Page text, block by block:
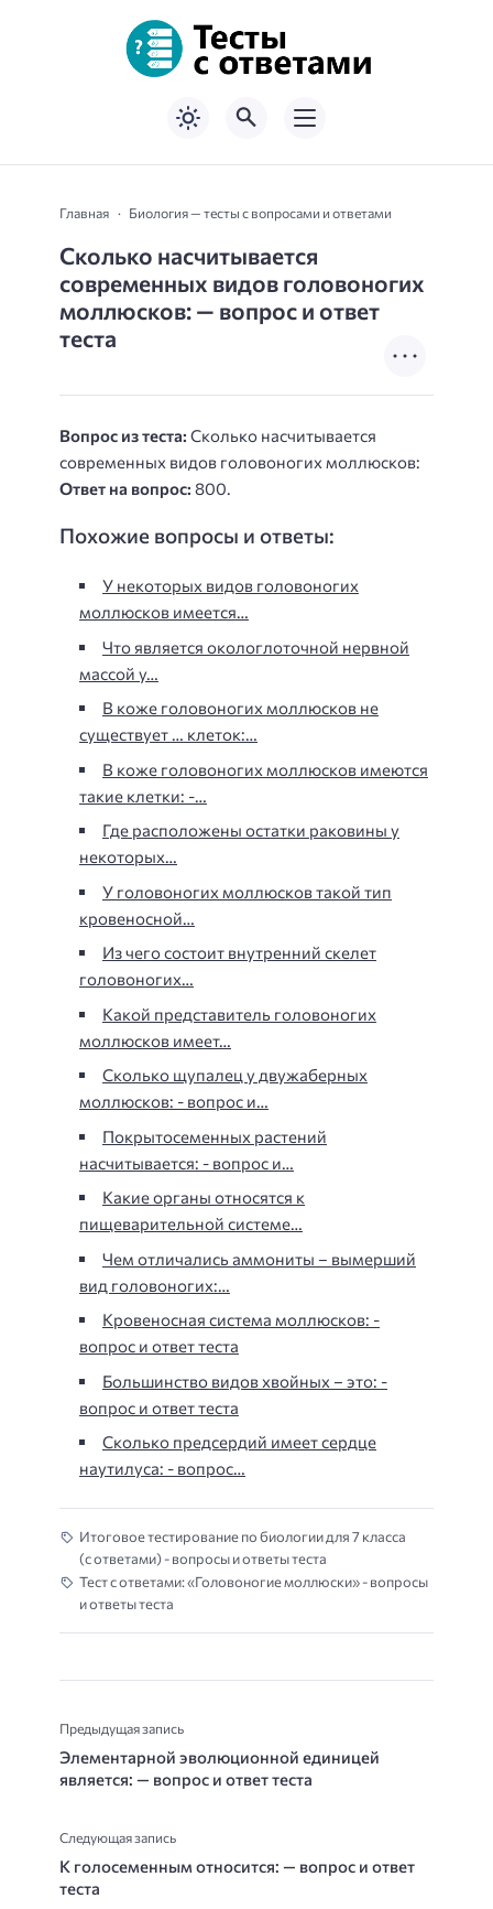
Главная Биология — тесты с вопросами и ответами
Сколько насчитывается
современных видов головоногих
моллюсков: — вопрос и ответ
теста
Вопрос из теста: Сколько насчитывается
современных видов головоногих моллюсков:
Ответ на вопрос: 800.
Похожие вопросы и ответы:
У некоторых видов головоногих
моллюсков имеется…
Что является окологлоточной нервной
массой у…
В коже головоногих моллюсков не
существует … клеток:…
В коже головоногих моллюсков имеются
такие клетки: -…
Где расположены остатки раковины у
некоторых…
У головоногих моллюсков такой тип
кровеносной…
Из чего состоит внутренний скелет
головоногих…
Какой представитель головоногих
моллюсков имеет…
Сколько щупалец у двужаберных
моллюсков: - вопрос и…
Покрытосеменных растений
насчитывается: - вопрос и…
Какие органы относятся к
пищеварительной системе…
Чем отличались аммониты – вымерший
вид головоногих:…
Кровеносная система моллюсков: -
вопрос и ответ теста
Большинство видов хвойных – это: -
вопрос и ответ теста
Сколько предсердий имеет сердце
наутилуса: - вопрос…
Итоговое тестирование по биологии для 7 класса
(с ответами) - вопросы и ответы теста
Тест с ответами: «Головоногие моллюски» - вопросы
и ответы теста
Предыдущая запись
Элементарной эволюционной единицей
является: — вопрос и ответ теста
Следующая запись
К голосеменным относится: — вопрос и ответ
теста